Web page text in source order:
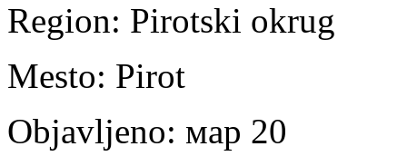
Region: Pirotski okrug
Mesto: Pirot
Objavljeno: мар 20